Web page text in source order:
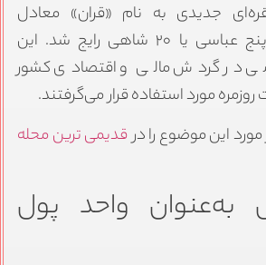
جدیدی به نام «قران» معادل
یک‌دهم تومان و پنج عباسی یا ۲۰ شاهی رایج شد. این
در گردش مالی و اقتصادی کشور
مورد استفاده قرار می‌گرفتند.
این موضوع را درقدیمی ترین محله
به‌عنوان واحد پول